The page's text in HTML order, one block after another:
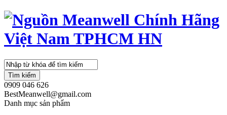
Tìm kiếm
0909 046 626
BestMeanwell@gmail.com
Danh mục sản phẩm